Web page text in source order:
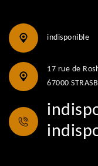
indisponible
17 rue de
67000